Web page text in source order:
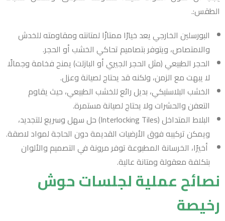
الطقس:.
البورسلين الخارجي يعد خيارًا ممتازًا لمتانته ومقاومته للخدش
والامتصاص، ويتوفر بتصاميم تحاكي الخشب أو الحجر.
الحجر الطبيعي (مثل الحجر الجيري أو البازلت) يمنح فخامة وجمالًا
لا يبهت مع الزمن، ولكنه قد يحتاج لصيانة وعزل.
الخشب البلاستيكي، بديل رائع للخشب الطبيعي، حيث يقاوم
التعفن والحشرات ولا يحتاج لصيانة مستمرة.
البلاط المتداخل (Interlocking Tiles) حل سهل وسريع للتجديد،
ويمكن تركيبه فوق الأرضيات القديمة دون الحاجة لمواد لاصقة.
أخيرًا، الخرسانة المطبوعة توفر مرونة في التصميم والألوان
بتكلفة معقولة ومتانة عالية.
نصائح عملية لجلسات حوش
رخيصة